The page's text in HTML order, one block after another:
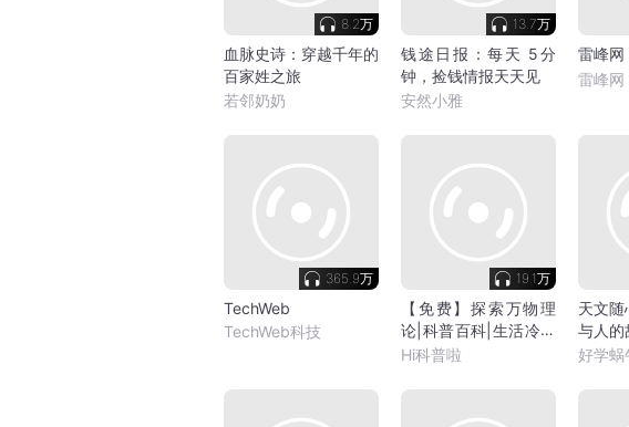
8.2万
血脉史诗：穿越千年的
百家姓之旅
若邻奶奶
13.7万
钱途日报：每天 5分
钟，捡钱情报天天见
安然小雅
雷峰网
雷峰网
365.9万
TechWeb
TechWeb科技
19.1万
【免费】探索万物理
论|科普百科|生活冷知
识
Hi科普啦
天文
与人的
好学蜗